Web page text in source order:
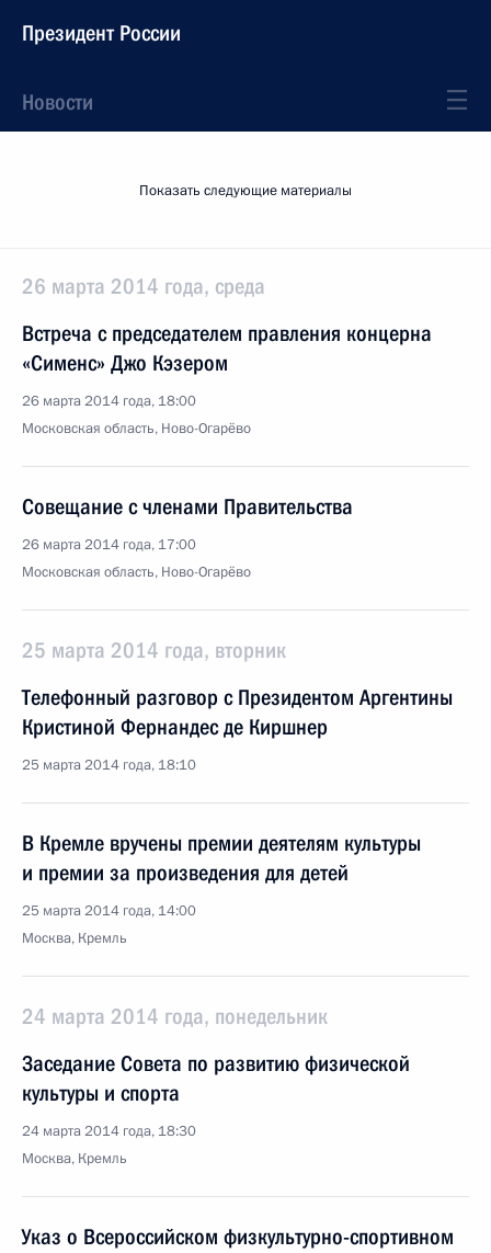
Президент России
Новости
Показать следующие материалы
26 марта 2014 года, среда
Встреча с председателем правления концерна
«Сименс» Джо Кэзером
26 марта 2014 года, 18:00
Московская область, Ново-Огарёво
Совещание с членами Правительства
26 марта 2014 года, 17:00
Московская область, Ново-Огарёво
25 марта 2014 года, вторник
Телефонный разговор с Президентом Аргентины
Кристиной Фернандес де Киршнер
25 марта 2014 года, 18:10
В Кремле вручены премии деятелям культуры
и премии за произведения для детей
25 марта 2014 года, 14:00
Москва, Кремль
24 марта 2014 года, понедельник
Заседание Совета по развитию физической
культуры и спорта
24 марта 2014 года, 18:30
Москва, Кремль
Указ о Всероссийском физкультурно-спортивном